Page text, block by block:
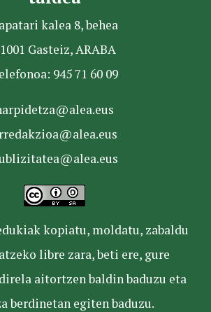
kalea 8, behea
Gasteiz, ARABA
945 71 60 09
kopiatu, moldatu, zabaldu
libre zara, beti ere, gure
aitortzen baldin baduzu eta
berdinetan egiten baduzu.